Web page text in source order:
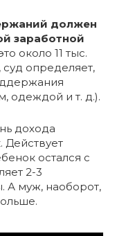
должен
заработной
около 11 тыс.
суд определяет,
одеждой и т. д.).
дохода
Действует
остался с
2-3
А муж, наоборот,